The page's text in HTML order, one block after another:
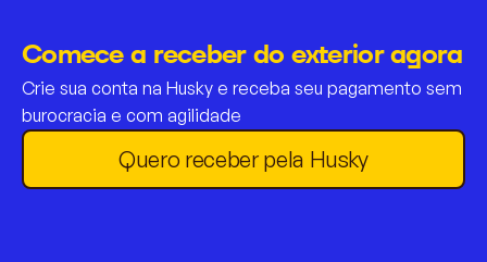
Comece a receber do exterior agora
Crie sua conta na Husky e receba seu pagamento sem
burocracia e com agilidade
Quero receber pela Husky